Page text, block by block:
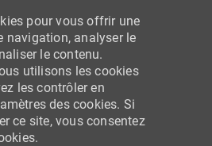
pour vous offrir une
navigation, analyser le
le contenu.
utilisons les cookies
les contrôler en
des cookies. Si
ce site, vous consentez